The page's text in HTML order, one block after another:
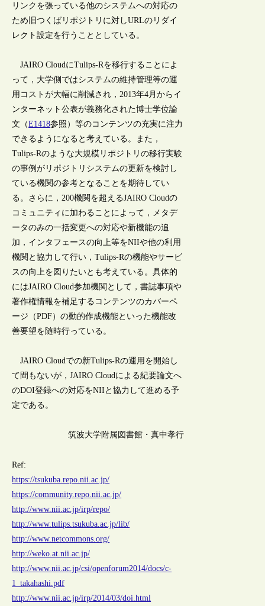
リンクを張っている他のシステムへの対応の
ため旧つくばリポジトリに対しURLのリダイ
レクト設定を行うこととしている。
JAIRO CloudにTulips-Rを移行することによ
って，大学側ではシステムの維持管理等の運
用コストが大幅に削減され，2013年4月からイ
ンターネット公表が義務化された博士学位論
文（E1418参照）等のコンテンツの充実に注力
できるようになると考えている。また，
Tulips-Rのような大規模リポジトリの移行実験
の事例がリポジトリシステムの更新を検討し
ている機関の参考となることを期待してい
る。さらに，200機関を超えるJAIRO Cloudの
コミュニティに加わることによって，メタデ
ータのみの一括変更への対応や新機能の追
加，インタフェースの向上等をNIIや他の利用
機関と協力して行い，Tulips-Rの機能やサービ
スの向上を図りたいとも考えている。具体的
にはJAIRO Cloud参加機関として，書誌事項や
著作権情報を補足するコンテンツのカバーペ
ージ（PDF）の動的作成機能といった機能改
善要望を随時行っている。
JAIRO Cloudでの新Tulips-Rの運用を開始し
て間もないが，JAIRO Cloudによる紀要論文へ
のDOI登録への対応をNIIと協力して進める予
定である。
筑波大学附属図書館・真中孝行
Ref:
https://tsukuba.repo.nii.ac.jp/
https://community.repo.nii.ac.jp/
http://www.nii.ac.jp/irp/repo/
http://www.tulips.tsukuba.ac.jp/lib/
http://www.netcommons.org/
http://weko.at.nii.ac.jp/
http://www.nii.ac.jp/csi/openforum2014/docs/c-
1_takahashi.pdf
http://www.nii.ac.jp/irp/2014/03/doi.html